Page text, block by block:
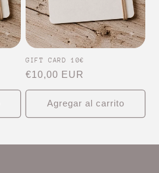
GIFT CARD 10€
Precio
habitual
€10,00 EUR
Agregar al carrito